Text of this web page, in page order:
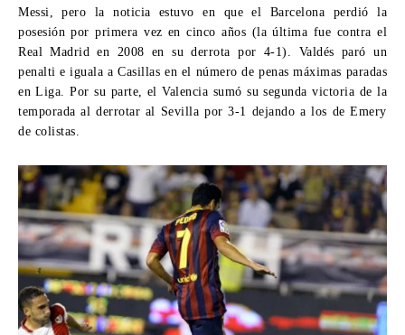
Messi, pero la noticia estuvo en que el Barcelona perdió la
posesión por primera vez en cinco años (la última fue contra el
Real Madrid en 2008 en su derrota por 4-1). Valdés paró un
penalti e iguala a Casillas en el número de penas máximas paradas
en Liga. Por su parte, el Valencia sumó su segunda victoria de la
temporada al derrotar al Sevilla por 3-1 dejando a los de Emery
de colistas.